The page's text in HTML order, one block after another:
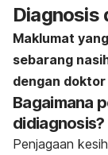
Diagnosis
Maklumat
sebarang
dengan
Bagaimana
didiagnosis?
Penjagaan